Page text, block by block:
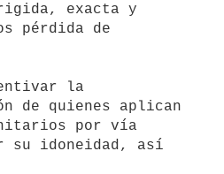
exacta y
pérdida de
la
de quienes aplican
por vía
su idoneidad, así